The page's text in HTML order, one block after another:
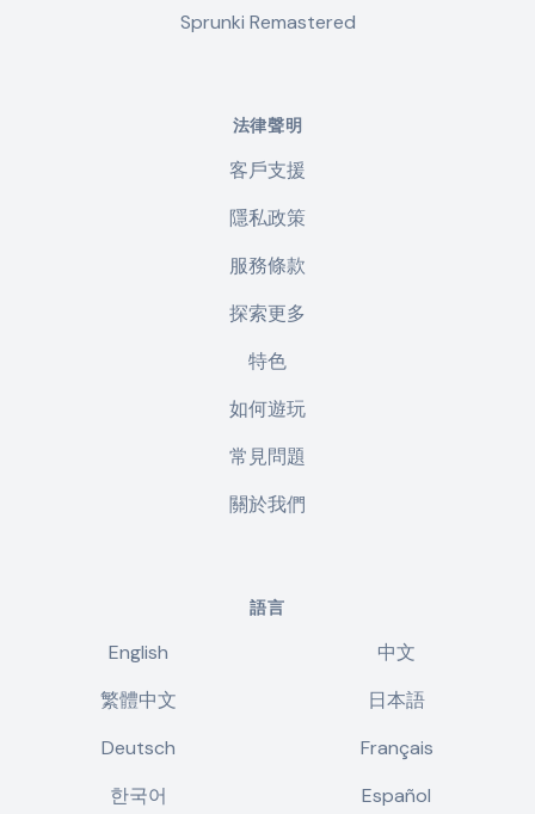
Sprunki Remastered
法律聲明
客戶支援
隱私政策
服務條款
探索更多
特色
如何遊玩
常見問題
關於我們
語言
English
中文
繁體中文
日本語
Deutsch
Français
한국어
Español